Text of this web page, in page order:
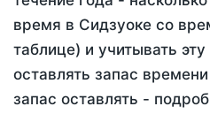
время в Сидзуоке со
таблице) и учитывать
оставлять запас
запас оставлять -